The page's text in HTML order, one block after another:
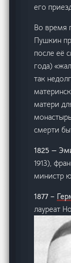
его
Во время
Пушкин
после её
года)
так
матери
смерти
1825 —
1913),
министр
1877 –
лауреат